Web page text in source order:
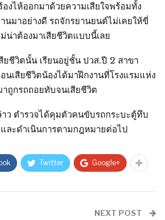
งไห้ออกมาด้วยความเสียใจพร้อมทั้ง
นมาอย่างดี รถจักรยานยนต์ไม่เคยให้ขี่
น่าต้องมาเสียชีวิตแบบนี้เลย
ยชีวิตนั้น เรียนอยู่ชั้น ปวส.ปี 2 สาขา
นเสียชีวิตน้องได้มาฝึกงานที่โรงแรมแห่ง
าถูกรถถอยทับจนเสียชีวิต
ว ตำรวจได้คุมตัวคนขับรถกระบะตู้ทึบ
ละดำเนินการตามกฎหมายต่อไป
Twitter Google+
NEXT POST